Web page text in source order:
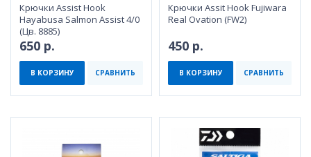
Крючки Assist Hook
Hayabusa Salmon Assist 4/0
(Цв. 8885)
650 р.
В КОРЗИНУ СРАВНИТЬ
Крючки Assit Hook Fujiwara
Real Ovation (FW2)
450 р.
В КОРЗИНУ СРАВНИТЬ